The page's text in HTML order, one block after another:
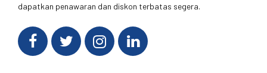
dapatkan penawaran dan diskon terbatas segera.